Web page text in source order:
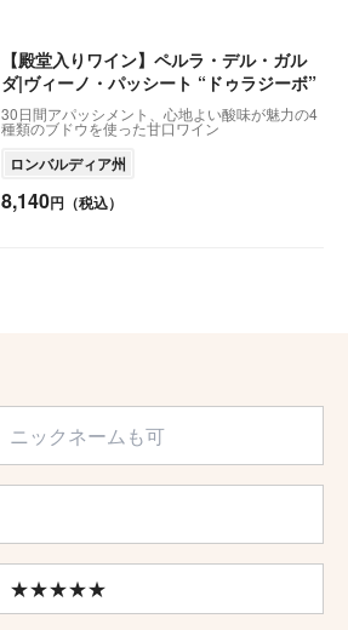
【殿堂入りワイン】ペルラ・デル・ガル
ダ|ヴィーノ・パッシート “ドゥラジーボ”
30日間アパッシメント、心地よい酸味が魅力の4
種類のブドウを使った甘口ワイン
ロンバルディア州
8,140円（税込）